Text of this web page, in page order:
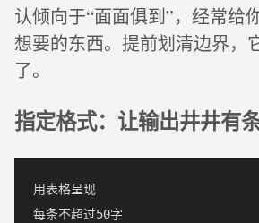
认倾向于“面面俱到”，经常给
想要的东西。提前划清边界，
了。
指定格式：让输出井井有
用表格呈现
每条不超过50字